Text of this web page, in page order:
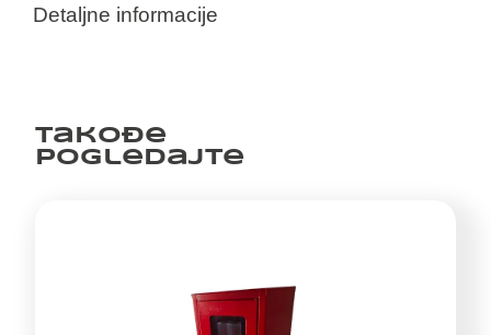
Detaljne informacije
Takođe
pogledajte